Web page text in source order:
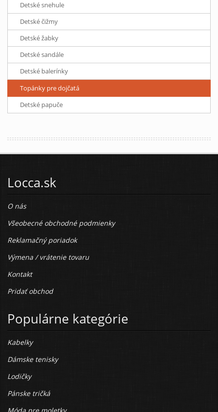
Detské snehule
Detské čižmy
Detské žabky
Detské sandále
Detské balerínky
Topánky pre dojčatá
Detské papuče
Locca.sk
O nás
Všeobecné obchodné podmienky
Reklamačný poriadok
Výmena / vrátenie tovaru
Kontakt
Pridať obchod
Populárne kategórie
Kabelky
Dámske tenisky
Lodičky
Pánske tričká